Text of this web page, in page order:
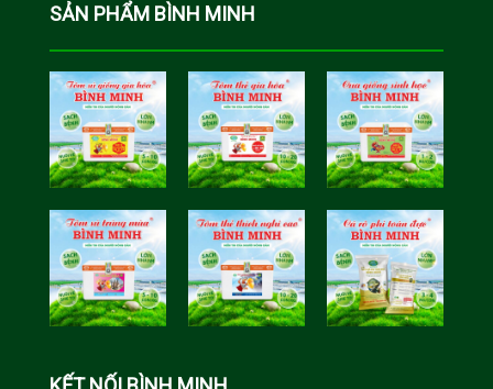
SẢN PHẨM BÌNH MINH
Hóa Bình
Minh
Học Bình
Minh